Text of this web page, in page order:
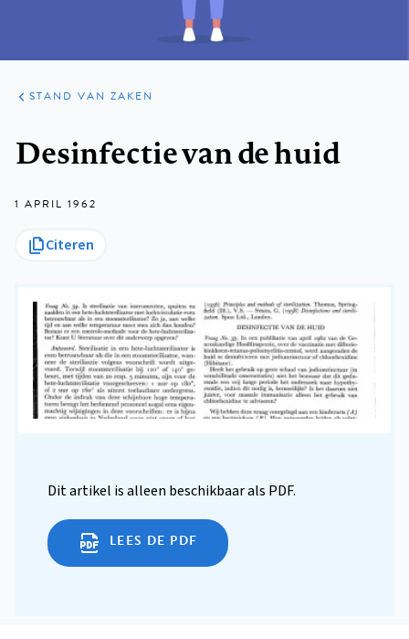
ARTIKELEN
PRAKTIJK
STAND VAN ZAKEN
Desinfectie van de huid
1 APRIL 1962
Citeren
Dit artikel is alleen beschikbaar als PDF.
LEES DE PDF